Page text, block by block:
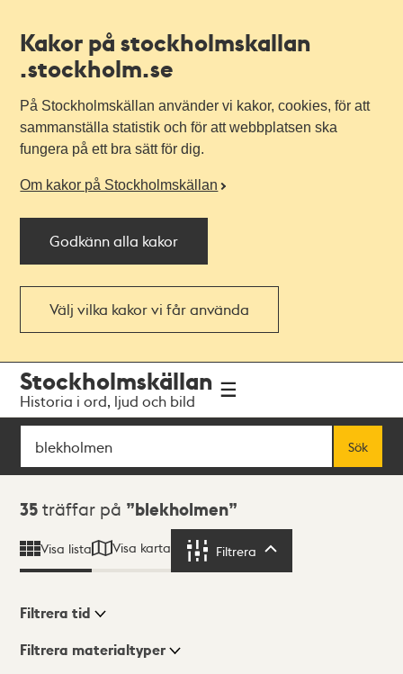
Kakor på stockholmskallan
.stockholm.se
På Stockholmskällan använder vi kakor, cookies, för att
sammanställa statistik och för att webbplatsen ska
fungera på ett bra sätt för dig.
Om kakor på Stockholmskällan
Godkänn alla kakor
Välj vilka kakor vi får använda
navigationen
huvudinnehållet
Stockholmskällan
Historia i ord, ljud och bild
Sök
Sök
Sökresultat
35 träffar på blekholmen
Visa lista Visa karta Filtrera
Visningsläge
Filtrera tid
Filtrera materialtyper